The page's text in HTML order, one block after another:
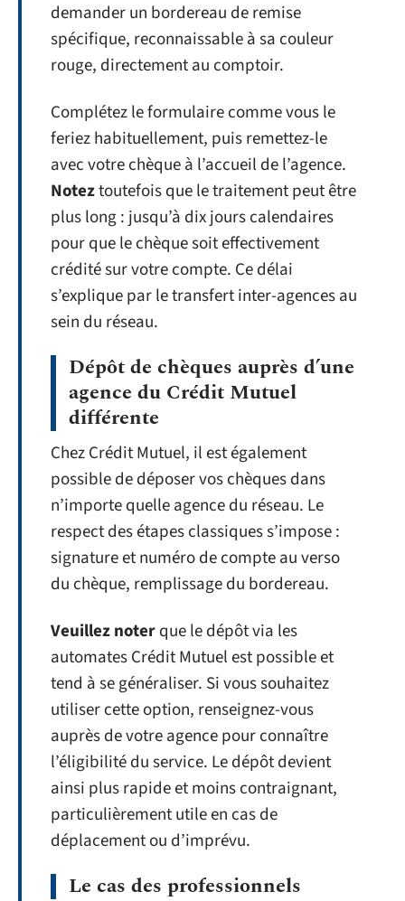
demander un bordereau de remise
spécifique, reconnaissable à sa couleur
rouge, directement au comptoir.
Complétez le formulaire comme vous le
feriez habituellement, puis remettez-le
avec votre chèque à l’accueil de l’agence.
Noteztoutefois que le traitement peut être
plus long : jusqu’à dix jours calendaires
pour que le chèque soit effectivement
crédité sur votre compte. Ce délai
s’explique par le transfert inter-agences au
sein du réseau.
Dépôt de chèques auprès d’une
agence du Crédit Mutuel
différente
Chez Crédit Mutuel, il est également
possible de déposer vos chèques dans
n’importe quelle agence du réseau. Le
respect des étapes classiques s’impose :
signature et numéro de compte au verso
du chèque, remplissage du bordereau.
Veuillez noterque le dépôt via les
automates Crédit Mutuel est possible et
tend à se généraliser. Si vous souhaitez
utiliser cette option, renseignez-vous
auprès de votre agence pour connaître
l’éligibilité du service. Le dépôt devient
ainsi plus rapide et moins contraignant,
particulièrement utile en cas de
déplacement ou d’imprévu.
Le cas des professionnels